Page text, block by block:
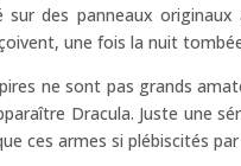
sur des panneaux
une fois la nuit
ne sont pas grands
Dracula. Juste une
ces armes si plébiscités